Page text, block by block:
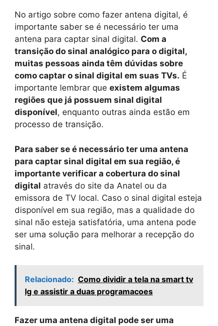
No artigo sobre como fazer antena digital, é
importante saber se é necessário ter uma
antena para captar sinal digital. Com a
transição do sinal analógico para o digital,
muitas pessoas ainda têm dúvidas sobre
como captar o sinal digital em suas TVs. É
importante lembrar que existem algumas
regiões que já possuem sinal digital
disponível, enquanto outras ainda estão em
processo de transição.
Para saber se é necessário ter uma antena
para captar sinal digital em sua região, é
importante verificar a cobertura do sinal
digital através do site da Anatel ou da
emissora de TV local. Caso o sinal digital esteja
disponível em sua região, mas a qualidade do
sinal não esteja satisfatória, uma antena pode
ser uma solução para melhorar a recepção do
sinal.
Relacionado: Como dividir a tela na smart tv
lg e assistir a duas programacoes
Fazer uma antena digital pode ser uma